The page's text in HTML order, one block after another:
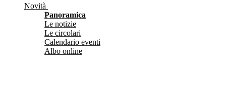
Novità
Panoramica
Le notizie
Le circolari
Calendario eventi
Albo online